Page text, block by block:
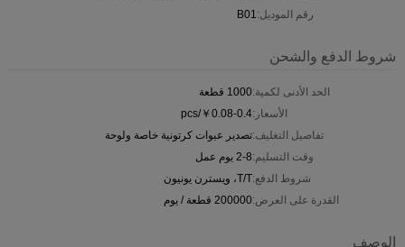
رقم الموديل:B01
شروط الدفع والشحن
الحد الأدنى لكمية:1000 قطعة
الأسعار:￥0.08-0.4/pcs
تفاصيل التغليف:تصدير عبوات كرتونية خاصة ولوحة
وقت التسليم:2-8 يوم عمل
شروط الدفع:T/T، ويسترن يونيون
القدرة على العرض:200000 قطعة / يوم
الوصف